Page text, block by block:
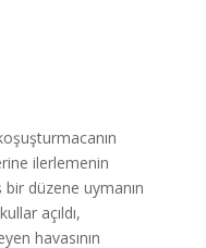
ilerlemenin
düzene uymanın
açıldı,
havasının